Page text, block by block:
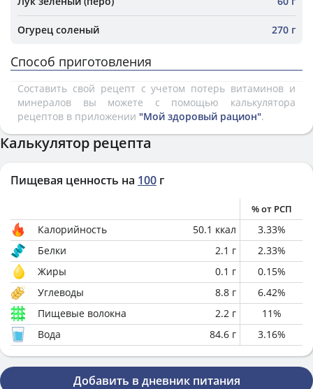
Огурец соленый 270 г
Способ приготовления
Составить свой рецепт с учетом потерь витаминов и
минералов вы можете с помощью калькулятора
рецептов в приложении "Мой здоровый рацион".
Калькулятор рецепта
Пищевая ценность на 100 г
% от РСП
Калорийность 50.1 ккал 3.33%
Белки
2.1 г 2.33%
Жиры
0.1 г 0.15%
Углеводы
8.8 г 6.42%
Пищевые волокна
2.2 г 11%
Вода
84.6 г 3.16%
Добавить в дневник питания